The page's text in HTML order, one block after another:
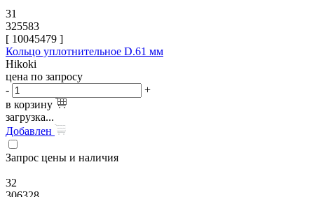
31
325583
[ 10045479 ]
Кольцо уплотнительное D.61 мм
Hikoki
цена по запросу
-
+
в корзину
загрузка...
Добавлен
Запрос цены и наличия
32